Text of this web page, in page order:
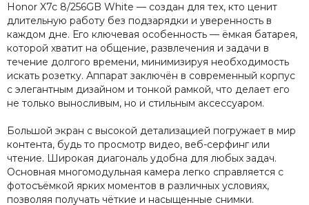
Honor X7c 8/256GB White — создан для тех, кто ценит
длительную работу без подзарядки и уверенность в
каждом дне. Его ключевая особенность — ёмкая батарея,
которой хватит на общение, развлечения и задачи в
течение долгого времени, минимизируя необходимость
искать розетку. Аппарат заключён в современный корпус
с элегантным дизайном и тонкой рамкой, что делает его
не только выносливым, но и стильным аксессуаром.
Большой экран с высокой детализацией погружает в мир
контента, будь то просмотр видео, веб-серфинг или
чтение. Широкая диагональ удобна для любых задач.
Основная многомодульная камера легко справляется с
фотосъёмкой ярких моментов в различных условиях,
позволяя получать чёткие и насыщенные снимки.